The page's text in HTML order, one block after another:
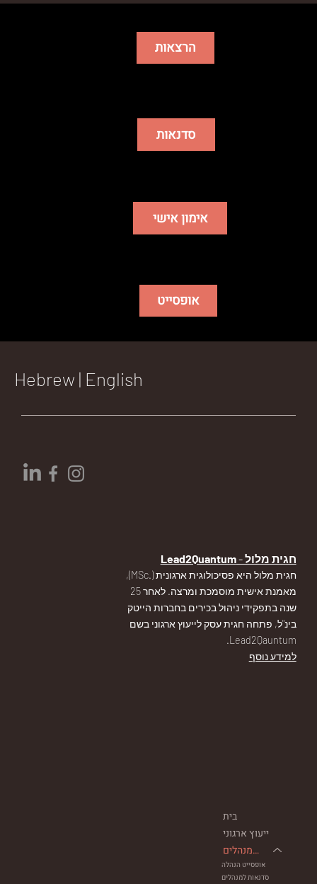
הרצאות
סדנאות
אימון אישי
אופסייט
בית
ייעוץ ארגוני
פיתוח מנהלים
אופסייט הנהלה
סדנאות למנהלים
Hebrew | English
חגית מלול -Lead2Quantum
חגית מלול היא פסיכולוגית ארגונית (.MSc),
מאמנת אישית מוסמכת ומרצה. לאחר 25
שנה בתפקידי ניהול בכירים בחברות הייטק
בינ"ל, פתחה חגית עסק לייעוץ ארגוני בשם
Lead2Qauntum.
למידע נוסף